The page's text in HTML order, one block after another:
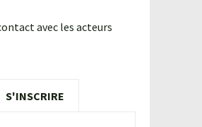
avec les acteurs
S'INSCRIRE